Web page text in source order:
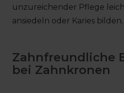
unzureichender Pflege
ansiedeln oder Karies bilden.
Zahnfreundliche
bei Zahnkronen